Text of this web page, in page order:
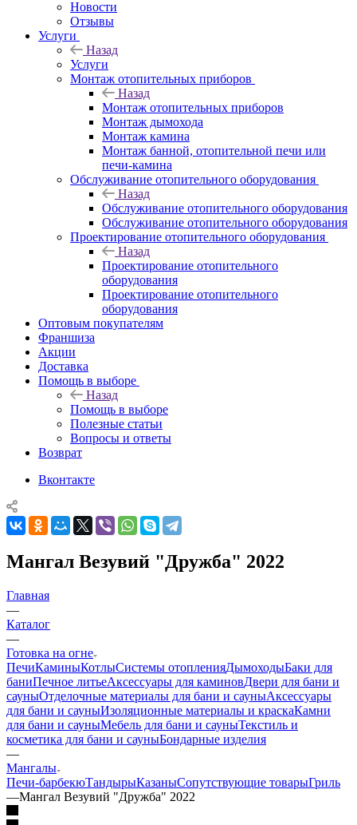
Новости
Отзывы
Услуги
Назад
Услуги
Монтаж отопительных приборов
Назад
Монтаж отопительных приборов
Монтаж дымохода
Монтаж камина
Монтаж банной, отопительной печи или
печи-камина
Обслуживание отопительного оборудования
Назад
Обслуживание отопительного оборудования
Обслуживание отопительного оборудования
Проектирование отопительного оборудования
Назад
Проектирование отопительного
оборудования
Проектирование отопительного
оборудования
Оптовым покупателям
Франшиза
Акции
Доставка
Помощь в выборе
Назад
Помощь в выборе
Полезные статьи
Вопросы и ответы
Возврат
Вконтакте
Мангал Везувий "Дружба" 2022
Главная
—
Каталог
—
Готовка на огне
ПечиКаминыКотлыСистемы отопленияДымоходыБаки для
баниПечное литьеАксессуары для каминовДвери для бани и
сауныОтделочные материалы для бани и сауныАксессуары
для бани и сауныИзоляционные материалы и краскаКамни
для бани и сауныМебель для бани и сауныТекстиль и
косметика для бани и сауныБондарные изделия
—
Мангалы
Печи-барбекюТандырыКазаныСопутствующие товарыГриль
—Мангал Везувий "Дружба" 2022